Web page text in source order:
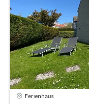
Ferienhaus